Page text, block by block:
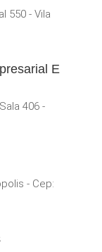
550 - Vila
E
406 -
- Cep: